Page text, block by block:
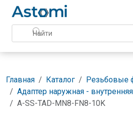
Главная Каталог
Резьбовые
Адаптер наружная -
A-SS-TAD-MN8-FN8-10K